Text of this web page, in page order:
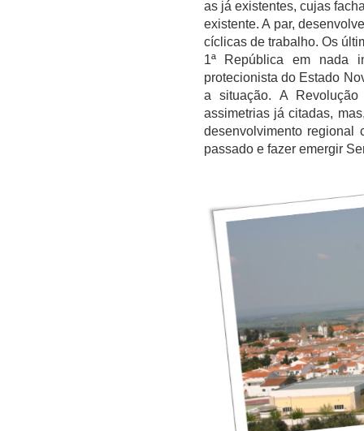
as já existentes, cujas
existente. A par,
cíclicas de trabalho. Os
1ª República em nada
protecionista do Estado
a situação. A
assimetrias já citadas,
desenvolvimento regional
passado e fazer emergir